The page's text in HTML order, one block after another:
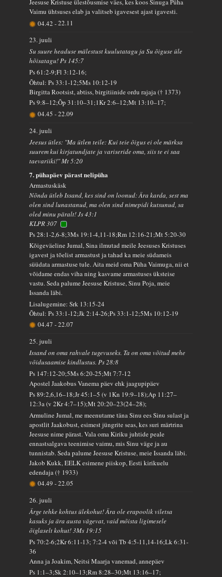
Jeesuse Kristuse ülestõusmise väes, kes koos Sinuga Püha
Vaimu ühtsuses elab ja valitseb igavesest ajast igavesti.
04.42-22.11
23. juuli
Su suure headuse mälestust kuulutatagu ja Su õiguse üle
hõisatagu! Ps 145:7
Ps 61:2-9;Fl 3:12-16;
Õhtul: Ps 33:1-12;5Ms 10:12-19
Birgitta Rootsist, abtiss, birgitiinide ordu rajaja († 1373)
Ps 9:8–12;Õp 31:10–31;1Kr 2:6–12;Mt 13:10–17;
04.45-22.09
24. juuli
Jeesus ütles: "Ma ütlen teile: Kui teie õigus ei ole märksa
suurem kui kirjatundjate ja variseride oma, siis te ei saa
taevariiki!" Mt 5:20
7. pühapäev pärast nelipüha
Armastuskäsk
Nõnda ütleb Issand, kes sind on loonud: Ära karda, sest ma
olen sind lunastanud, ma olen sind nimepidi kutsunud, sa
oled minu päralt! Js 43:1
KLPR 307
Ps 28:1-2,6-8;3Ms 19:1-4,11-18;Rm 12:16-21;Mt 5:20-30
Kõigeväeline Jumal, Sina ilmutad meile Jeesuses Kristuses
igavest ja tõelist armastust ja tahad ka meie südameis
süüdata armastuse tule. Aita meid oma Püha Vaimuga, nii et
võidame endas viha ning kasvame armastuses üksteise
vastu. Seda palume Jeesuse Kristuse, Sinu Poja, meie
Issanda läbi.
Lisalugemine: Srk 13:15-24
Õhtul: Ps 33:1-12;Jk 2:14-26;Ps 33:1-12;5Ms 10:12-19
04.47-22.07
25. juuli
Issand on oma rahvale tugevuseks. Ta on oma võitud mehe
võidusaamise kindlustus. Ps 28:8
Ps 147:12-20;5Ms 6:20-25;Mt 7:7-12
Apostel Jaakobus Vanema päev ehk jaagupipäev
Ps 89:2,6,16–18;Jr 45:1–5 (v 1Kn 19:9–18);Ap 11:27–
12:3a (v 2Kr 4:7–15);Mt 20:20–23(24–28);
Armuline Jumal, me meenutame täna Sinu ees Sinu sulast ja
apostlit Jaakobust, esimest jüngrite seas, kes suri märtrina
Jeesuse nime pärast. Vala oma Kiriku juhtide peale
ennastsalgava teenimise vaimu, mis Sinu väge ja au
tunnistab. Seda palume Jeesuse Kristuse, meie Issanda läbi.
Jakob Kukk, EELK esimene piiskop, Eesti kirikuelu
edendaja († 1933)
04.49-22.05
26. juuli
Ärge tehke kohtus ülekohut! Ära ole erapoolik viletsa
kasuks ja ära austa vägevat, vaid mõista ligimesele
õiglaselt kohut! 3Ms 19:15
Ps 70:2-6;2Kr 6:11-13; 7:2-4 või Tb 4:5-11,14-16;Lk 6:31-
36
Anna ja Joakim, Neitsi Maarja vanemad, annepäev
Ps 1:1–3;Sk 2:10–13;Rm 8:28–30;Mt 13:16–17;